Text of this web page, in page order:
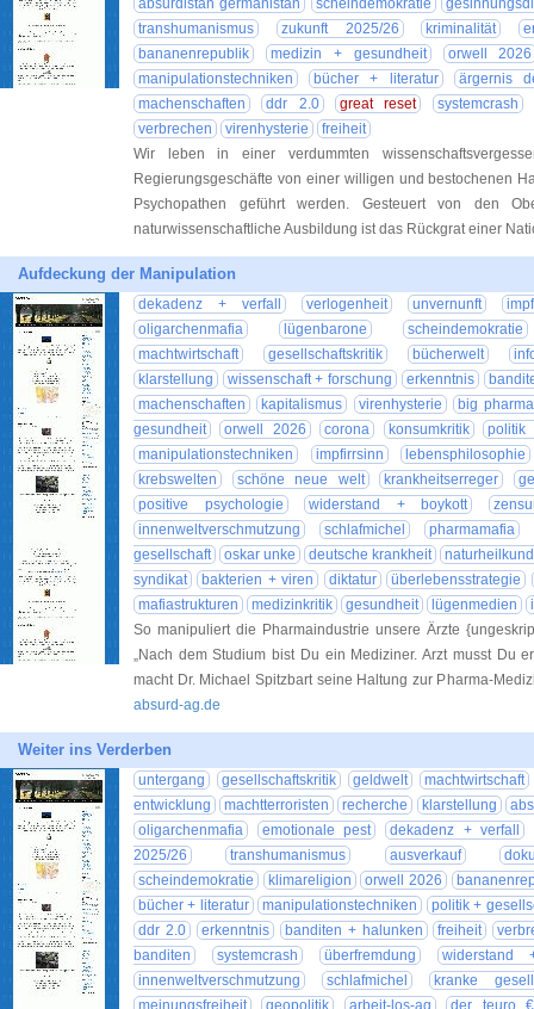
absurdistan germanistan scheindemokratie
transhumanismus
zukunft 2025/26 kriminalität
bananenrepublik
medizin + gesundheit
orwell 2026
manipulationstechniken
bücher + literatur
ärgernis
machenschaften
ddr 2.0 great reset
systemcrash
verbrechen
virenhysterie
freiheit
Wir leben in einer verdummten
Regierungsgeschäfte von einer willigen und bestochenen
Psychopathen geführt werden. Gesteuert von den
naturwissenschaftliche Ausbildung ist das Rückgrat einer
Aufdeckung der Manipulation
dekadenz + verfall verlogenheit unvernunft
oligarchenmafia
lügenbarone
scheindemokratie
machtwirtschaft
gesellschaftskritik bücherwelt
klarstellung
wissenschaft + forschung erkenntnis
machenschaften
kapitalismus virenhysterie
big pharma
gesundheit
orwell 2026 corona konsumkritik
politik
manipulationstechniken
impfirrsinn
lebensphilosophie
krebswelten
schöne neue welt krankheitserreger
positive psychologie
widerstand + boykott
innenweltverschmutzung
schlafmichel
pharmamafia
gesellschaft
oskar unke deutsche krankheit
syndikat
bakterien + viren diktatur
überlebensstrategie
mafiastrukturen
medizinkritik gesundheit lügenmedien
So manipuliert die Pharmaindustrie unsere Ärzte
„Nach dem Studium bist Du ein Mediziner. Arzt musst Du
macht Dr. Michael Spitzbart seine Haltung zur Pharma-
absurd-ag.de
Weiter ins Verderben
untergang gesellschaftskritik geldwelt
machtwirtschaft
entwicklung
machtterroristen recherche klarstellung
oligarchenmafia
emotionale pest
dekadenz + verfall
2025/26
transhumanismus ausverkauf
scheindemokratie
klimareligion orwell 2026
bücher + literatur
manipulationstechniken
politik +
ddr 2.0
erkenntnis banditen + halunken freiheit
banditen
systemcrash überfremdung
widerstand
innenweltverschmutzung
schlafmichel
kranke
meinungsfreiheit
geopolitik arbeit-los-ag
der teuro €